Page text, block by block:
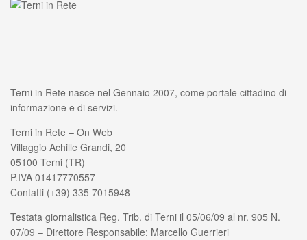
Terni in Rete nasce nel Gennaio 2007, come portale cittadino di
informazione e di servizi.
Terni in Rete – On Web
Villaggio Achille Grandi, 20
05100 Terni (TR)
P.IVA 01417770557
Contatti (+39) 335 7015948
Testata giornalistica Reg. Trib. di Terni il 05/06/09 al nr. 905 N.
07/09 – Direttore Responsabile: Marcello Guerrieri